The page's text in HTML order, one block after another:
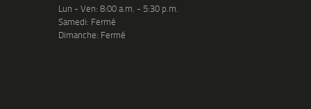
Lun - Ven: 8:00 a.m. - 5:30 p.m.
Samedi: Fermé
Dimanche: Fermé